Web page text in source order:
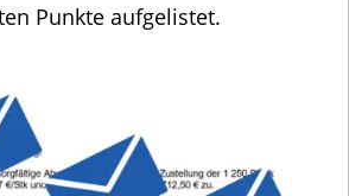
Punkte aufgelistet.